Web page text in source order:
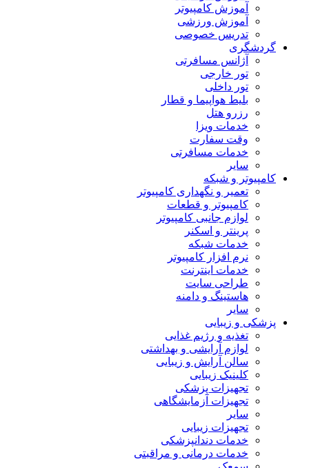
آموزش کامپیوتر
آموزش ورزشی
تدریس خصوصی
گردشگری
آژانس مسافرتی
تور خارجی
تور داخلی
بلیط هواپیما و قطار
رزرو هتل
خدمات ویزا
وقت سفارت
خدمات مسافرتی
سایر
کامپیوتر و شبکه
تعمیر و نگهداری کامپیوتر
کامپیوتر و قطعات
لوازم جانبی کامپیوتر
پرینتر و اسکنر
خدمات شبکه
نرم افزار کامپیوتر
خدمات اینترنت
طراحی سایت
هاستینگ و دامنه
سایر
پزشکی و زیبایی
تغذیه و رژیم غذایی
لوازم آرایشی و بهداشتی
سالن آرایش و زیبایی
کلینیک زیبایی
تجهیزات پزشکی
تجهیزات آزمایشگاهی
سایر
تجهیزات زیبایی
خدمات دندانپزشکی
خدمات درمانی و مراقبتی